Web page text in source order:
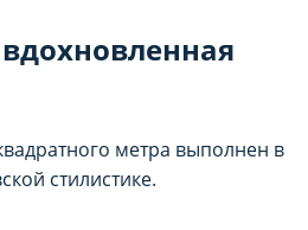
метра выполнен в
стилистике.